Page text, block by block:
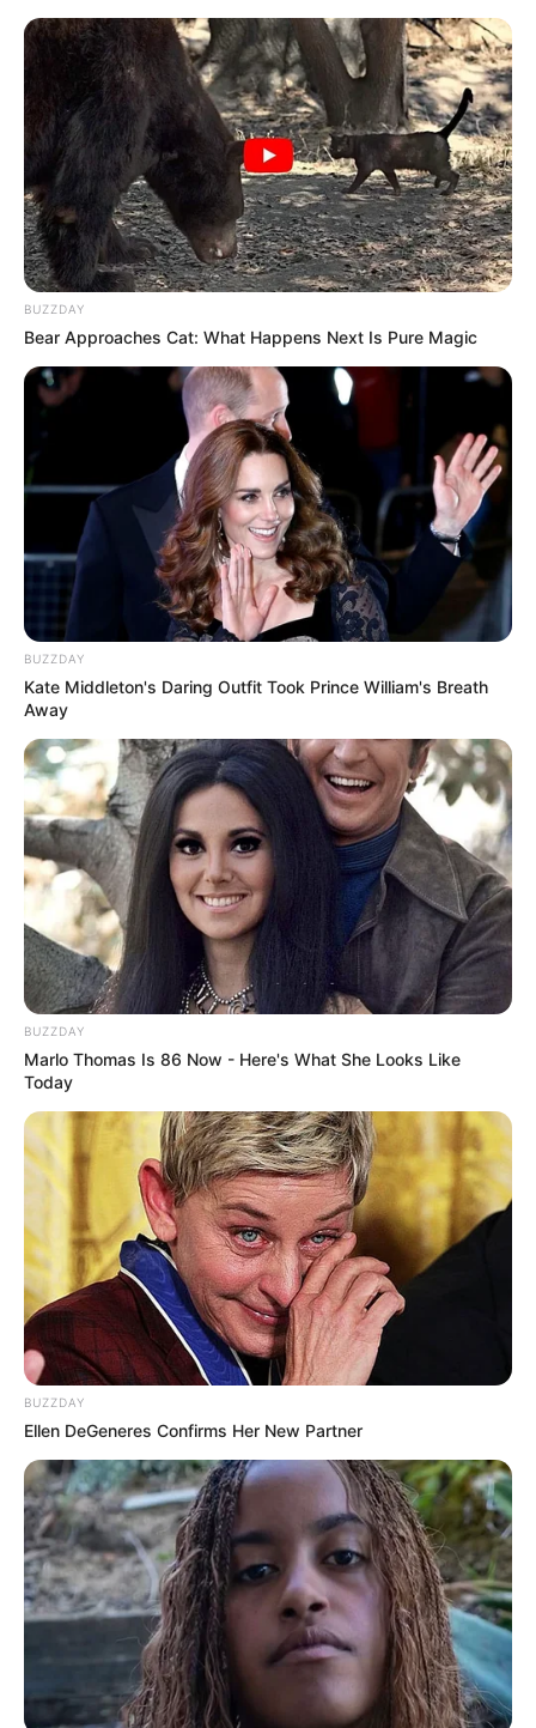
BUZZDAY
Bear Approaches Cat: What Happens Next Is Pure Magic
BUZZDAY
Kate Middleton's Daring Outfit Took Prince William's Breath
Away
BUZZDAY
Marlo Thomas Is 86 Now - Here's What She Looks Like
Today
BUZZDAY
Ellen DeGeneres Confirms Her New Partner